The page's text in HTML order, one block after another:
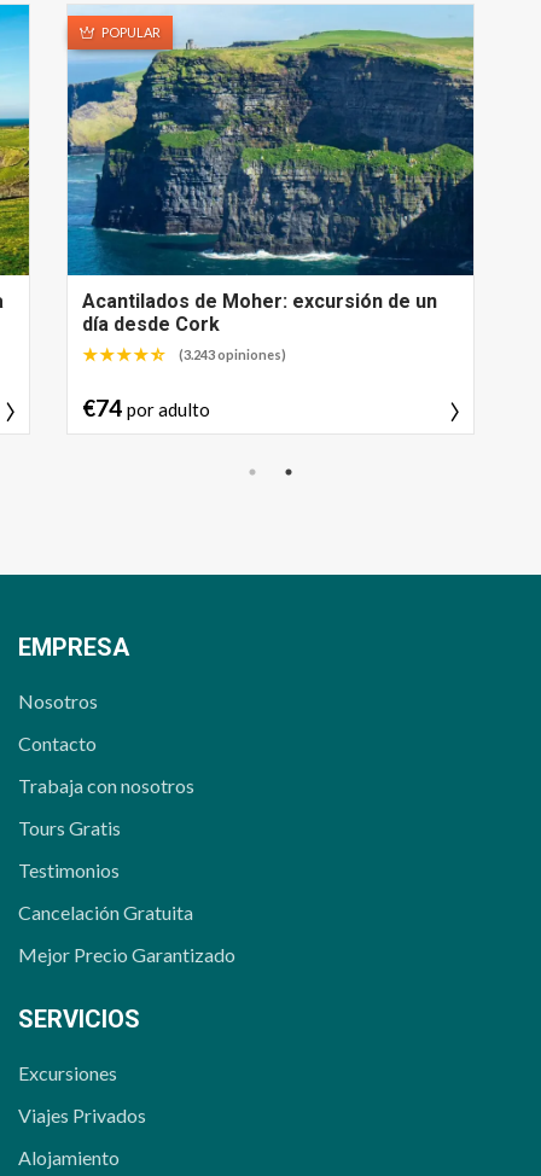
Península de Dingle: excursión de un día
desde Cork
(618 opiniones)
€59 por adulto
EMPRESA
Nosotros
Contacto
Trabaja con nosotros
Tours Gratis
Testimonios
Cancelación Gratuita
Mejor Precio Garantizado
SERVICIOS
Excursiones
Viajes Privados
Alojamiento